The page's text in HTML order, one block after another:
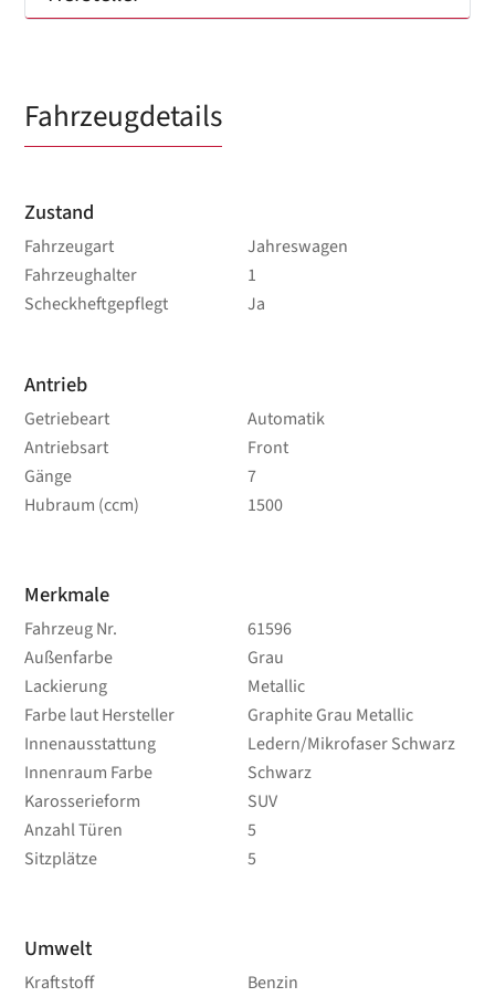
Fahrzeugdetails
Zustand
Fahrzeugart
Jahreswagen
Fahrzeughalter
1
Scheckheftgepflegt
Ja
Antrieb
Getriebeart
Automatik
Antriebsart
Front
Gänge
7
Hubraum (ccm)
1500
Merkmale
Fahrzeug Nr.
61596
Außenfarbe
Grau
Lackierung
Metallic
Farbe laut Hersteller
Graphite Grau Metallic
Innenausstattung
Ledern/Mikrofaser Schwarz
Innenraum Farbe
Schwarz
Karosserieform
SUV
Anzahl Türen
5
Sitzplätze
5
Umwelt
Kraftstoff
Benzin